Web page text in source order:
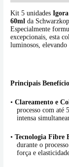
Kit 5 unidades
60ml da
Especialmente
excepcionais, esta
luminosos, elevando
Principais
• Clareamento e
processo com até
intensa
• Tecnologia Fibre
durante o
força e